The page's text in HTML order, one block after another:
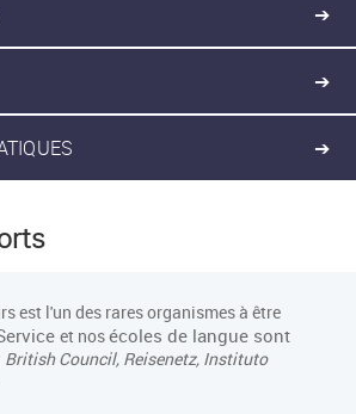
➔
➔
➔
est l'un des rares organismes à être
et nosécoles de langue sont
British Council, Reisenetz, Instituto